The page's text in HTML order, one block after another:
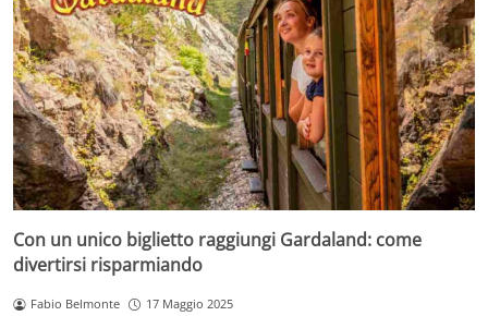
Con un unico biglietto raggiungi Gardaland: come
divertirsi risparmiando
Fabio Belmonte 17 Maggio 2025